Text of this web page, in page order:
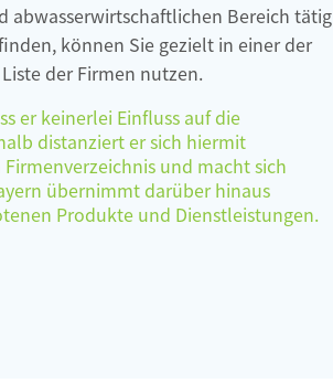
abwasserwirtschaftlichen Bereich tätig
können Sie gezielt in einer der
der Firmen nutzen.
er keinerlei Einfluss auf die
distanziert er sich hiermit
und macht sich
übernimmt darüber hinaus
Produkte und Dienstleistungen.